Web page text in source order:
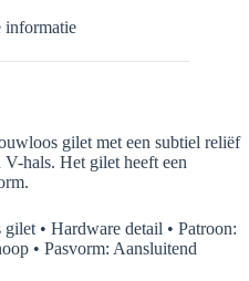
informatie
gilet met een subtiel reliëf
V-hals. Het gilet heeft een
• Hardware detail • Patroon:
• Pasvorm: Aansluitend